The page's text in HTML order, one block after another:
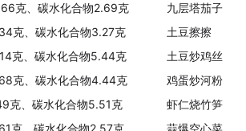
克、碳水化合物2.69克 九层塔茄子
克、碳水化合物3.27克 土豆擦擦
克、碳水化合物5.44克 土豆炒鸡丝
克、碳水化合物4.44克 鸡蛋炒河粉
克、碳水化合物5.51克 虾仁烧竹笋
克、碳水化合物2.57克 蒜爆空心菜